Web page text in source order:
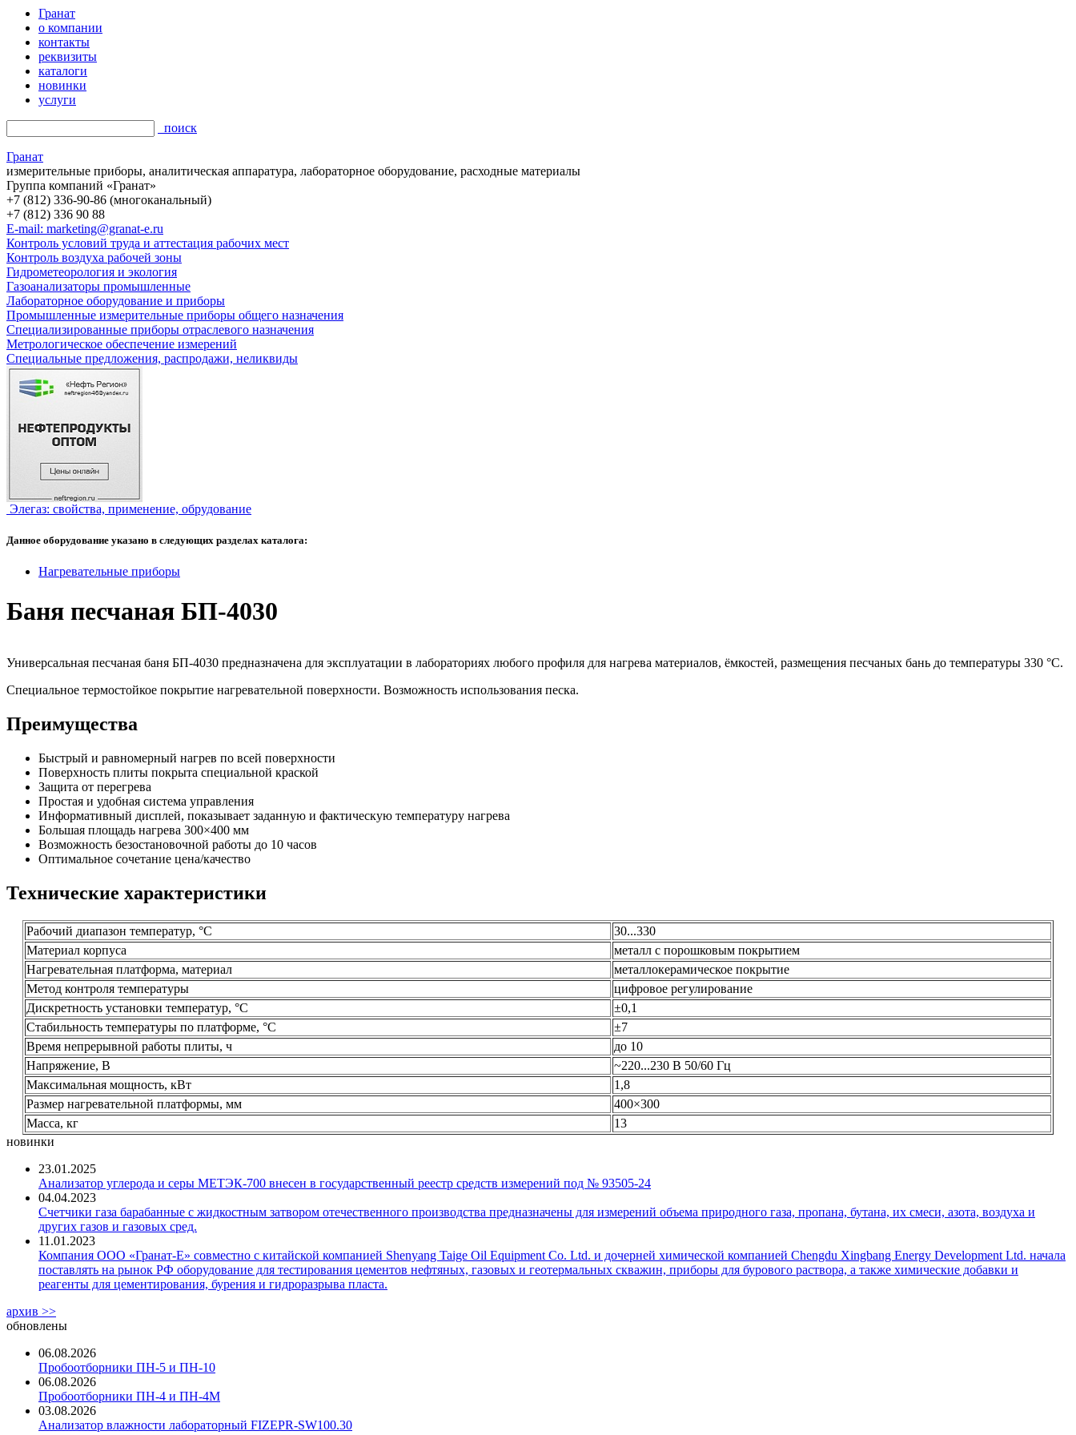
Гранат
о компании
контакты
реквизиты
каталоги
новинки
услуги
поиск
Гранат
измерительные приборы, аналитическая аппаратура, лабораторное оборудование, расходные материалы
Группа компаний «Гранат»
+7 (812) 336-90-86 (многоканальный)
+7 (812) 336 90 88
E-mail: marketing@granat-e.ru
Контроль условий труда и аттестация рабочих мест
Контроль воздуха рабочей зоны
Гидрометеорология и экология
Газоанализаторы промышленные
Лабораторное оборудование и приборы
Промышленные измерительные приборы общего назначения
Специализированные приборы отраслевого назначения
Метрологическое обеспечение измерений
Специальные предложения, распродажи, неликвиды
Элегаз: свойства, применение, обрудование
Данное оборудование указано в следующих разделах каталога:
Нагревательные приборы
Баня песчаная БП-4030
Универсальная песчаная баня БП-4030 предназначена для эксплуатации в лабораториях любого профиля для нагрева материалов, ёмкостей, размещения песчаных бань до температуры 330 °С.
Специальное термостойкое покрытие нагревательной поверхности. Возможность использования песка.
Преимущества
Быстрый и равномерный нагрев по всей поверхности
Поверхность плиты покрыта специальной краской
Защита от перегрева
Простая и удобная система управления
Информативный дисплей, показывает заданную и фактическую температуру нагрева
Большая площадь нагрева 300×400 мм
Возможность безостановочной работы до 10 часов
Оптимальное сочетание цена/качество
Технические характеристики
Рабочий диапазон температур, °С
30...330
Материал корпуса
металл с порошковым покрытием
Нагревательная платформа, материал
металлокерамическое покрытие
Метод контроля температуры
цифровое регулирование
Дискретность установки температур, °С
±0,1
Стабильность температуры по платформе, °С
±7
Время непрерывной работы плиты, ч
до 10
Напряжение, В
~220...230 В 50/60 Гц
Максимальная мощность, кВт
1,8
Размер нагревательной платформы, мм
400×300
Масса, кг
13
новинки
23.01.2025
Анализатор углерода и серы МЕТЭК-700 внесен в государственный реестр средств измерений под № 93505-24
04.04.2023
Счетчики газа барабанные с жидкостным затвором отечественного производства предназначены для измерений объема природного газа, пропана, бутана, их смеси, азота, воздуха и
других газов и газовых сред.
11.01.2023
Компания ООО «Гранат-Е» совместно с китайской компанией Shenyang Taige Oil Equipment Co. Ltd. и дочерней химической компанией Chengdu Xingbang Energy Development Ltd. начала
поставлять на рынок РФ оборудование для тестирования цементов нефтяных, газовых и геотермальных скважин, приборы для бурового раствора, а также химические добавки и
реагенты для цементирования, бурения и гидроразрыва пласта.
архив >>
обновлены
06.08.2026
Пробоотборники ПН-5 и ПН-10
06.08.2026
Пробоотборники ПН-4 и ПН-4М
03.08.2026
Анализатор влажности лабораторный FIZEPR-SW100.30